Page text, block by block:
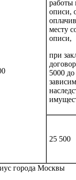
работы
описи,
месту
описи,
при
5000
25 500
города Москвы